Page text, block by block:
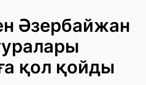
Әзербайжан
қол қойды